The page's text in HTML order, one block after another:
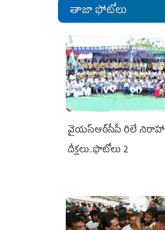
తాజా ఫోటోలు
వైయ‌స్ఆర్‌సీపీ రిలే
దీక్షలు..ఫొటోలు 2